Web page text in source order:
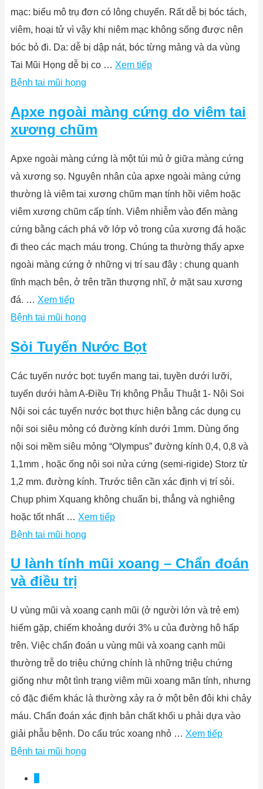
mạc: biểu mô trụ đơn có lông chuyển. Rất dễ bị bóc tách,
viêm, hoại tử vì vậy khi niêm mạc không sống được nên
bóc bỏ đi. Da: dễ bị dập nát, bóc từng mảng và da vùng
Tai Mũi Họng dễ bị co … Xem tiếp
Bệnh tai mũi họng
Apxe ngoài màng cứng do viêm tai
xương chũm
Apxe ngoài màng cứng là một túi mủ ở giữa màng cứng
và xương sọ. Nguyên nhân của apxe ngoài màng cứng
thường là viêm tai xương chũm mạn tính hồi viêm hoặc
viêm xương chũm cấp tính. Viêm nhiễm vào đến màng
cứng bằng cách phá vỡ lớp vỏ trong của xương đá hoặc
đi theo các mạch máu trong. Chúng ta thường thấy apxe
ngoài màng cứng ở những vị trí sau đây : chung quanh
tĩnh mạch bên, ở trên trần thượng nhĩ, ở mặt sau xương
đá. … Xem tiếp
Bệnh tai mũi họng
Sỏi Tuyến Nước Bọt
Các tuyến nước bọt: tuyến mang tai, tuyền dưới lưỡi,
tuyến dưới hàm A-Điều Trị không Phẫu Thuật 1- Nội Soi
Nội soi các tuyến nước bọt thực hiện bằng các dụng cụ
nội soi siêu mỏng có đường kính dưới 1mm. Dùng ống
nội soi mềm siêu mỏng “Olympus” đường kính 0,4, 0,8 và
1,1mm , hoặc ống nội soi nửa cứng (semi-rigide) Storz từ
1,2 mm. đường kính. Trước tiên cần xác định vị trí sỏi.
Chụp phim Xquang không chuẩn bị, thẳng và nghiêng
hoặc tốt nhất … Xem tiếp
Bệnh tai mũi họng
U lành tính mũi xoang – Chẩn đoán
và điều trị
U vùng mũi và xoang cạnh mũi (ở người lớn và trẻ em)
hiếm gặp, chiếm khoảng dưới 3% u của đường hô hấp
trên. Việc chẩn đoán u vùng mũi và xoang cạnh mũi
thường trễ do triệu chứng chính là những triệu chứng
giống như một tình trạng viêm mũi xoang mãn tính, nhưng
có đặc điểm khác là thường xảy ra ở một bên đôi khi chảy
máu. Chẩn đoán xác định bản chất khối u phải dựa vào
giải phẫu bệnh. Do cấu trúc xoang nhỏ … Xem tiếp
Bệnh tai mũi họng